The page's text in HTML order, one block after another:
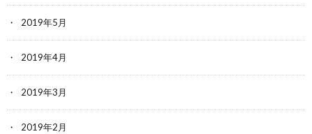
2019年5月
2019年4月
2019年3月
2019年2月